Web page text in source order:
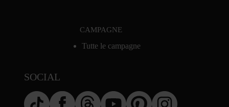
CAMPAGNE
Tutte le campagne
SOCIAL